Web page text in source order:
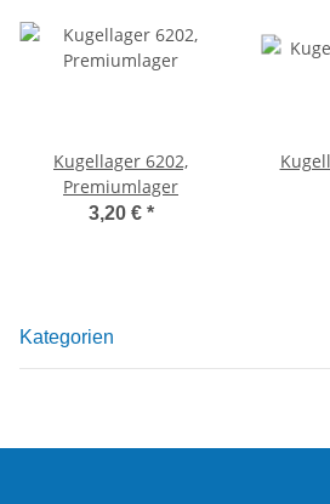
Kugellager 6202,
Premiumlager
3,20 € *
Kategorien